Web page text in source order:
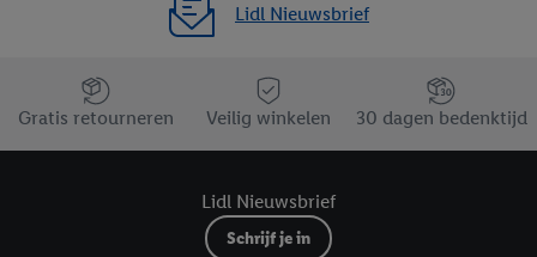
Lidl Nieuwsbrief
Jouw voordelen bij ons als Lidl webshop klant
Gratis retourneren
Veilig winkelen 30 dagen bedenktijd
Lidl Nieuwsbrief
Schrijf je in